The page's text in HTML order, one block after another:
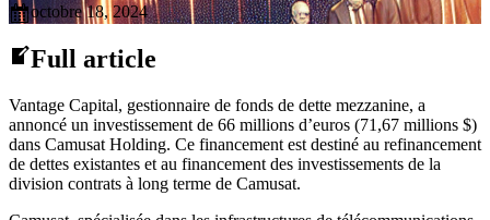
octobre 18, 2024
Full article
Vantage Capital, gestionnaire de fonds de dette mezzanine, a
annoncé un investissement de 66 millions d’euros (71,67 millions $)
dans Camusat Holding. Ce financement est destiné au refinancement
de dettes existantes et au financement des investissements de la
division contrats à long terme de Camusat.